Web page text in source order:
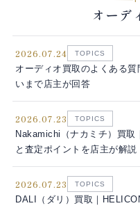
オーデ
2026.07.24 TOPICS
オーディオ買取のよくある
いまで店主が回答
2026.07.23 TOPICS
Nakamichi（ナカミチ）買取
と査定ポイントを店主が解説
2026.07.23 TOPICS
DALI（ダリ）買取｜